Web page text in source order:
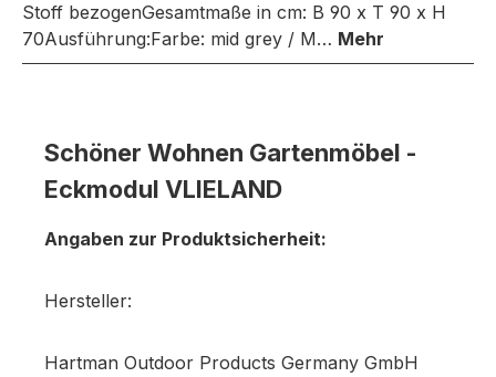
Stoff bezogenGesamtmaße in cm: B 90 x T 90 x H
70Ausführung:Farbe: mid grey / M… Mehr
Schöner Wohnen Gartenmöbel -
Eckmodul VLIELAND
Angaben zur Produktsicherheit:
Hersteller:
Hartman Outdoor Products Germany GmbH